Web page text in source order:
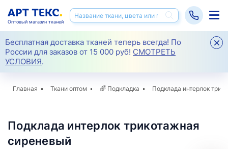
Бесплатная доставка тканей теперь всегда! По
России для заказов от 15 000 руб! СМОТРЕТЬ
УСЛОВИЯ.
Оптовый магазин тканей
Главная Ткани оптом 🌈 Подкладка Подклада интерлок
Подклада интерлок трикотажная
сиреневый